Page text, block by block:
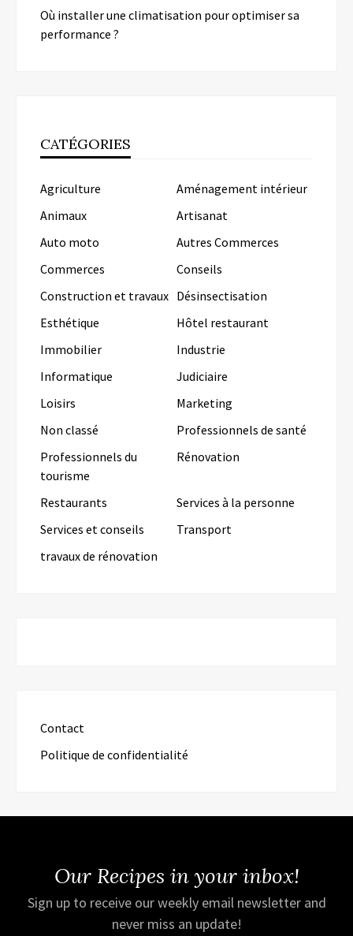
Où installer une climatisation pour optimiser sa
performance ?
CATÉGORIES
Agriculture
Aménagement intérieur
Animaux
Artisanat
Auto moto
Autres Commerces
Commerces
Conseils
Construction et travaux Désinsectisation
Esthétique
Hôtel restaurant
Immobilier
Industrie
Informatique
Judiciaire
Loisirs
Marketing
Non classé
Professionnels de santé
Professionnels du
tourisme
Rénovation
Restaurants
Services à la personne
Services et conseils
Transport
travaux de rénovation
Contact
Politique de confidentialité
Our Recipes in your inbox!
Sign up to receive our weekly email newsletter and
never miss an update!